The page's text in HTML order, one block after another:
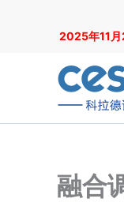
2025年11
融合